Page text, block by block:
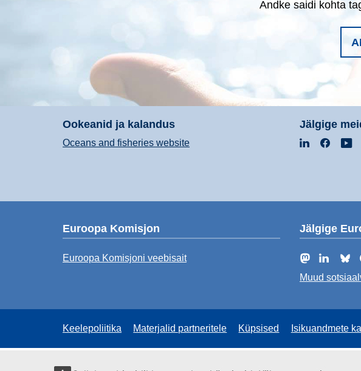
Andke saidi kohta
Ookeanid ja kalandus
Oceans and fisheries website
Jälgige
LinkedIn
Euroopa Komisjon
Euroopa Komisjoni veebisait
Jälgige
Mastodon
Muud
Keelepoliitika Materjalid partneritele Küpsised Isikuandmete